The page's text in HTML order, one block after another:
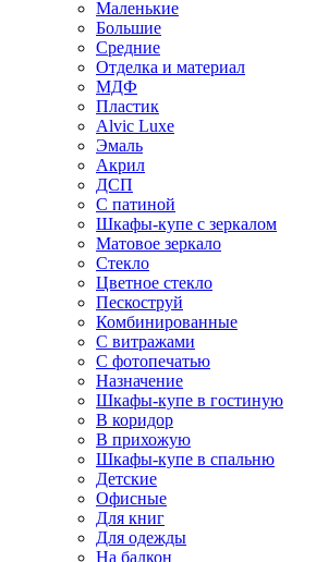
Маленькие
Большие
Средние
Отделка и материал
МДФ
Пластик
Alvic Luxe
Эмаль
Акрил
ДСП
С патиной
Шкафы-купе с зеркалом
Матовое зеркало
Стекло
Цветное стекло
Пескоструй
Комбинированные
С витражами
С фотопечатью
Назначение
Шкафы-купе в гостиную
В коридор
В прихожую
Шкафы-купе в спальню
Детские
Офисные
Для книг
Для одежды
На балкон